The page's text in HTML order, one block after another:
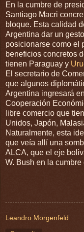
En la cumbre de
Santiago Macri
bloque. Esta calidad
Argentina dar un
posicionarse como el
beneficios concretos
tienen Paraguay y
El secretario de
que algunos
Argentina ingresará
Cooperación
libre comercio que
Unidos, Japón,
Naturalmente, esta
que veía allí una
ALCA, que el eje
W. Bush en la
Leandro Morgenfeld